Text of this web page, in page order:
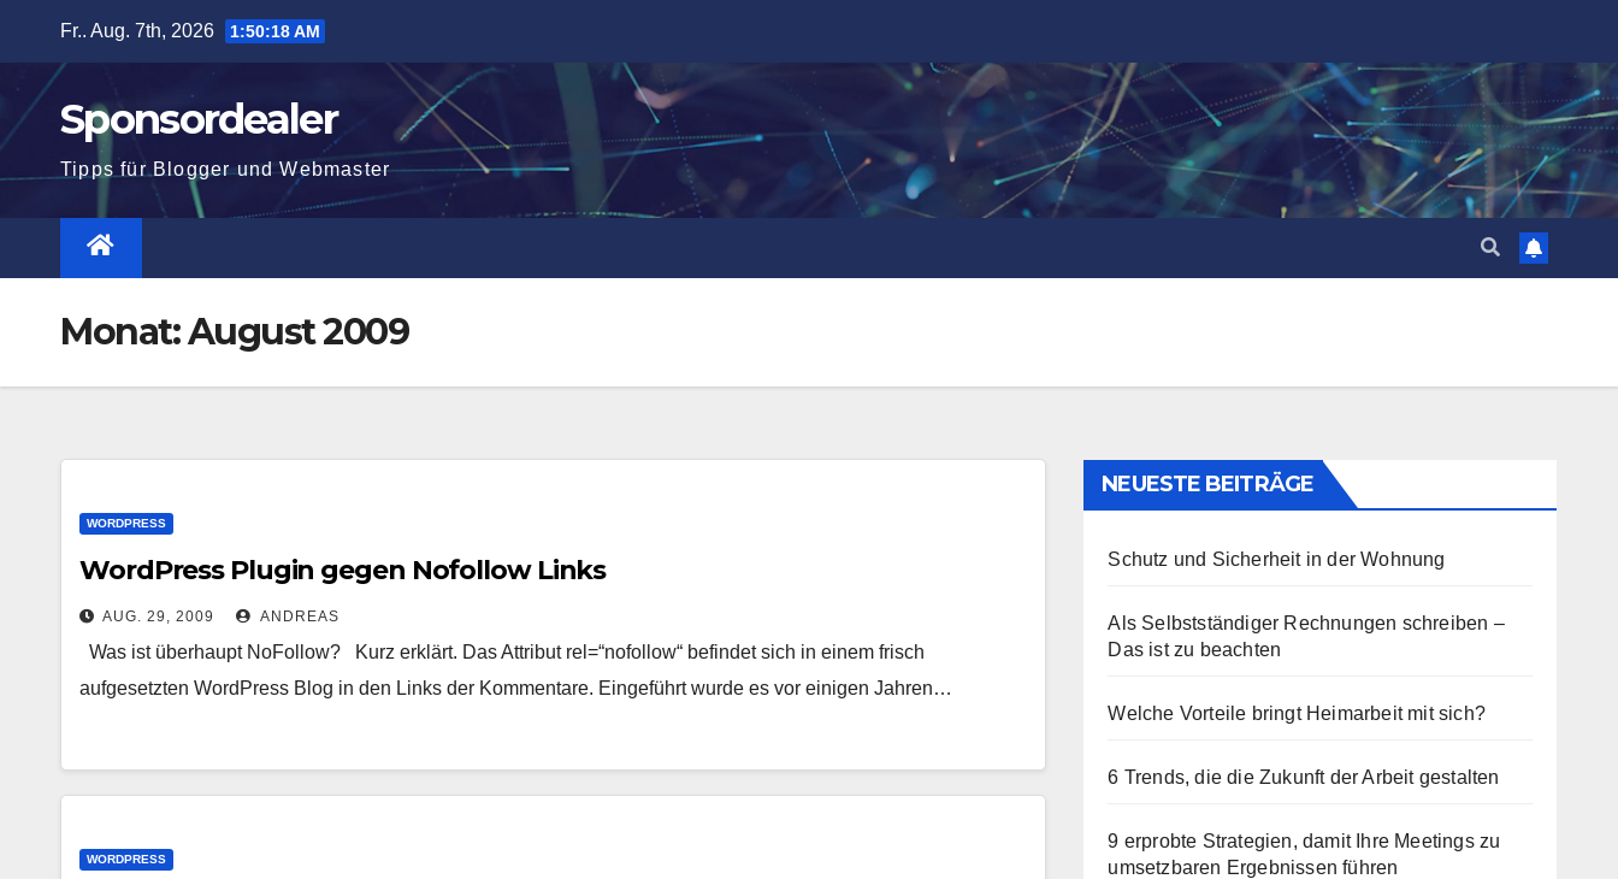
springen
Fr.. Aug. 7th, 2026 1:50:19 AM
Sponsordealer
Tipps für Blogger und Webmaster
Monat:August 2009
WORDPRESS
WordPress Plugin gegen Nofollow Links
AUG. 29, 2009 ANDREAS
Was ist überhaupt NoFollow? Kurz erklärt. Das Attribut rel=“nofollow“ befindet sich in einem frisch
aufgesetzten WordPress Blog in den Links der Kommentare. Eingeführt wurde es vor einigen Jahren…
WORDPRESS
NEUESTE BEITRÄGE
Schutz und Sicherheit in der Wohnung
Als Selbstständiger Rechnungen schreiben –
Das ist zu beachten
Welche Vorteile bringt Heimarbeit mit sich?
6 Trends, die die Zukunft der Arbeit gestalten
9 erprobte Strategien, damit Ihre Meetings zu
umsetzbaren Ergebnissen führen